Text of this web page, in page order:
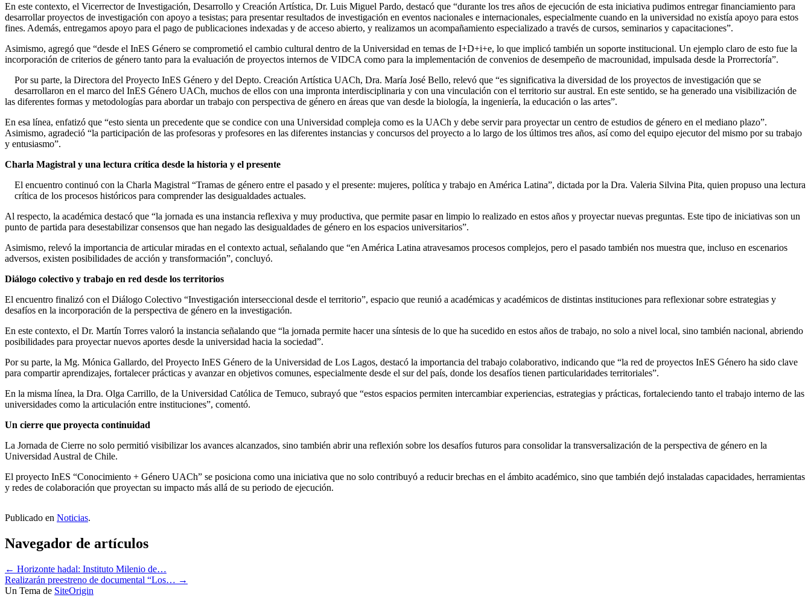
En este contexto, el Vicerrector de Investigación, Desarrollo y Creación Artística, Dr. Luis Miguel Pardo, destacó que “durante los tres años de ejecución de esta iniciativa pudimos entregar financiamiento para
desarrollar proyectos de investigación con apoyo a tesistas; para presentar resultados de investigación en eventos nacionales e internacionales, especialmente cuando en la universidad no existía apoyo para estos
fines. Además, entregamos apoyo para el pago de publicaciones indexadas y de acceso abierto, y realizamos un acompañamiento especializado a través de cursos, seminarios y capacitaciones”.
Asimismo, agregó que “desde el InES Género se comprometió el cambio cultural dentro de la Universidad en temas de I+D+i+e, lo que implicó también un soporte institucional. Un ejemplo claro de esto fue la
incorporación de criterios de género tanto para la evaluación de proyectos internos de VIDCA como para la implementación de convenios de desempeño de macrounidad, impulsada desde la Prorrectoría”.
Por su parte, la Directora del Proyecto InES Género y del Depto. Creación Artística UACh, Dra. María José Bello, relevó que “es significativa la diversidad de los proyectos de investigación que se
desarrollaron en el marco del InES Género UACh, muchos de ellos con una impronta interdisciplinaria y con una vinculación con el territorio sur austral. En este sentido, se ha generado una visibilización de
las diferentes formas y metodologías para abordar un trabajo con perspectiva de género en áreas que van desde la biología, la ingeniería, la educación o las artes”.
En esa línea, enfatizó que “esto sienta un precedente que se condice con una Universidad compleja como es la UACh y debe servir para proyectar un centro de estudios de género en el mediano plazo”.
Asimismo, agradeció “la participación de las profesoras y profesores en las diferentes instancias y concursos del proyecto a lo largo de los últimos tres años, así como del equipo ejecutor del mismo por su trabajo
y entusiasmo”.
Charla Magistral y una lectura crítica desde la historia y el presente
El encuentro continuó con la Charla Magistral “Tramas de género entre el pasado y el presente: mujeres, política y trabajo en América Latina”, dictada por la Dra. Valeria Silvina Pita, quien propuso una lectura
crítica de los procesos históricos para comprender las desigualdades actuales.
Al respecto, la académica destacó que “la jornada es una instancia reflexiva y muy productiva, que permite pasar en limpio lo realizado en estos años y proyectar nuevas preguntas. Este tipo de iniciativas son un
punto de partida para desestabilizar consensos que han negado las desigualdades de género en los espacios universitarios”.
Asimismo, relevó la importancia de articular miradas en el contexto actual, señalando que “en América Latina atravesamos procesos complejos, pero el pasado también nos muestra que, incluso en escenarios
adversos, existen posibilidades de acción y transformación”, concluyó.
Diálogo colectivo y trabajo en red desde los territorios
El encuentro finalizó con el Diálogo Colectivo “Investigación interseccional desde el territorio”, espacio que reunió a académicas y académicos de distintas instituciones para reflexionar sobre estrategias y
desafíos en la incorporación de la perspectiva de género en la investigación.
En este contexto, el Dr. Martín Torres valoró la instancia señalando que “la jornada permite hacer una síntesis de lo que ha sucedido en estos años de trabajo, no solo a nivel local, sino también nacional, abriendo
posibilidades para proyectar nuevos aportes desde la universidad hacia la sociedad”.
Por su parte, la Mg. Mónica Gallardo, del Proyecto InES Género de la Universidad de Los Lagos, destacó la importancia del trabajo colaborativo, indicando que “la red de proyectos InES Género ha sido clave
para compartir aprendizajes, fortalecer prácticas y avanzar en objetivos comunes, especialmente desde el sur del país, donde los desafíos tienen particularidades territoriales”.
En la misma línea, la Dra. Olga Carrillo, de la Universidad Católica de Temuco, subrayó que “estos espacios permiten intercambiar experiencias, estrategias y prácticas, fortaleciendo tanto el trabajo interno de las
universidades como la articulación entre instituciones”, comentó.
Un cierre que proyecta continuidad
La Jornada de Cierre no solo permitió visibilizar los avances alcanzados, sino también abrir una reflexión sobre los desafíos futuros para consolidar la transversalización de la perspectiva de género en la
Universidad Austral de Chile.
El proyecto InES “Conocimiento + Género UACh” se posiciona como una iniciativa que no solo contribuyó a reducir brechas en el ámbito académico, sino que también dejó instaladas capacidades, herramientas
y redes de colaboración que proyectan su impacto más allá de su periodo de ejecución.
Publicado en Noticias.
Navegador de artículos
← Horizonte hadal: Instituto Milenio de…
Realizarán preestreno de documental “Los… →
Un Tema de SiteOrigin